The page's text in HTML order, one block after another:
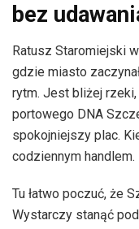
bez
Ratusz Staromiejski
gdzie miasto
rytm. Jest bliżej
portowego DNA
spokojniejszy plac.
codziennym handlem.
Tu łatwo poczuć, że
Wystarczy stanąć